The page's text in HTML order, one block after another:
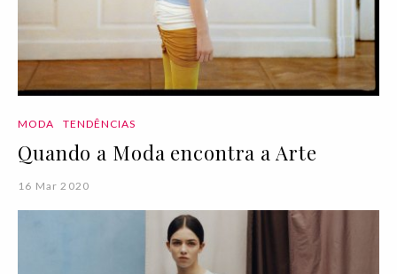
MODA TENDÊNCIAS
Quando a Moda encontra a Arte
16 Mar 2020